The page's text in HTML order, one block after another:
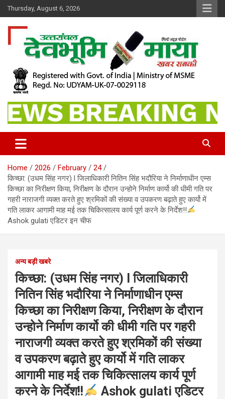
Skip
to
content
Thursday, August 6, 2026
Dev Bhoomi Maya
Home 2026 February
24
किच्छा: (उधम सिंह नगर) l जिलाधिकारी नितिन सिंह भदौरिया ने निर्माणाधीन एम्स
किच्छा का निरीक्षण किया, निरीक्षण के दौरान उन्होने निर्माण कार्यो की धीमी गति पर
गहरी नाराजगी व्यक्त करते हुए श्रमिकों की संख्या व उपकरण बढ़ाते हुए कार्यो में
गति लाकर आगामी माह मई तक चिकित्सालय कार्य पूर्ण करने के निर्देश!!
Ashok gulati एडिटर इन चीफ
अन्य बड़ी खबरे
किच्छा: (उधम सिंह नगर) l जिलाधिकारी
नितिन सिंह भदौरिया ने निर्माणाधीन एम्स
किच्छा का निरीक्षण किया, निरीक्षण के दौरान
उन्होने निर्माण कार्यो की धीमी गति पर गहरी
नाराजगी व्यक्त करते हुए श्रमिकों की संख्या
व उपकरण बढ़ाते हुए कार्यो में गति लाकर
आगामी माह मई तक चिकित्सालय कार्य पूर्ण
करने के निर्देश!!
Ashok gulati एडिटर